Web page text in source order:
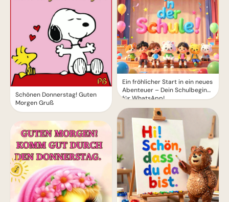
Schönen Donnerstag! Guten
Morgen Gruß
Ein fröhlicher Start in ein neues
Abenteuer – Dein Schulbeginn
für WhatsApp!